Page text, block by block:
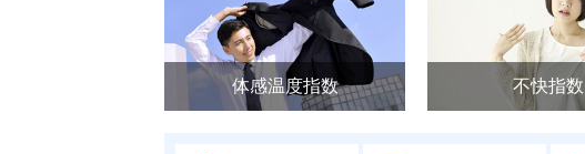
体感温度指数 不快指数